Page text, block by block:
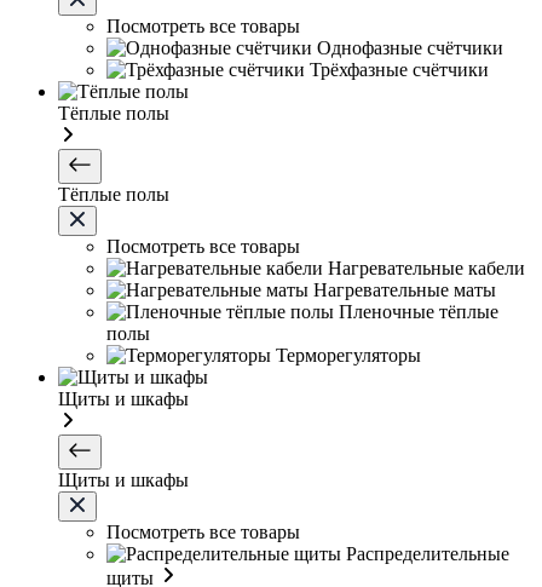
Посмотреть все товары
Однофазные счётчики
Трёхфазные счётчики
Тёплые полы
Тёплые полы
Посмотреть все товары
Нагревательные кабели
Нагревательные маты
Пленочные тёплые
полы
Терморегуляторы
Щиты и шкафы
Щиты и шкафы
Посмотреть все товары
Распределительные
щиты